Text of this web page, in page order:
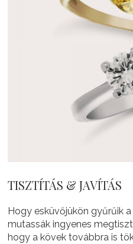
TISZTÍTÁS & JAVÍTÁS
Hogy esküvőjükön gyűrűik
mutassák ingyenes
hogy a kövek továbbra is